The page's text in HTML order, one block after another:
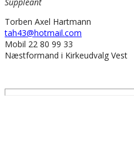
Torben Axel Hartmann
tah43@hotmail.com
Mobil 22 80 99 33
Næstformand i Kirkeudvalg Vest